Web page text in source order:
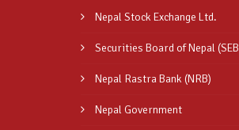
Nepal Stock Exchange Ltd.
Securities Board of Nepal (SEB
Nepal Rastra Bank (NRB)
Nepal Government